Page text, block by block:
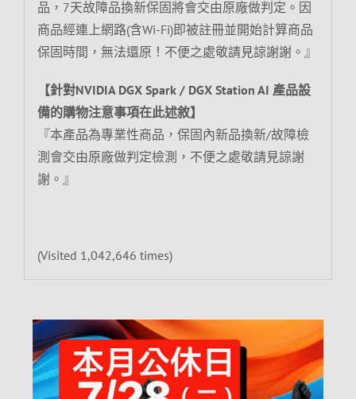
品，7天故障品換新保固將會交由原廠做判定。因
商品經連上網路(含Wi-Fi)即被註冊並開始計算商品
保固時間，無法還原！不便之處敬請見諒謝謝。』
【針對NVIDIA DGX Spark / DGX Station AI 產品設
備的購物注意事項在此述敘】
『本產品為專業性商品，保固內新品換新/故障檢
測會交由原廠做判定檢測，不便之處敬請見諒謝
謝。』
(Visited 1,042,646 times)